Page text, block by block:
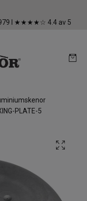
I ★★★★☆ 4.4 av 5
PLATE-5